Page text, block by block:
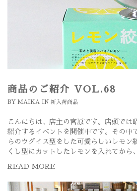
商品のご紹介 VOL.68
BY MAIKA IN 新入荷商品
こんにちは、店主の宮原です。店頭では
紹介するイベントを開催中です。その中
らのウグイス型をした可愛らしいレモン
くし型にカットしたレモンを入れてか
READ MORE